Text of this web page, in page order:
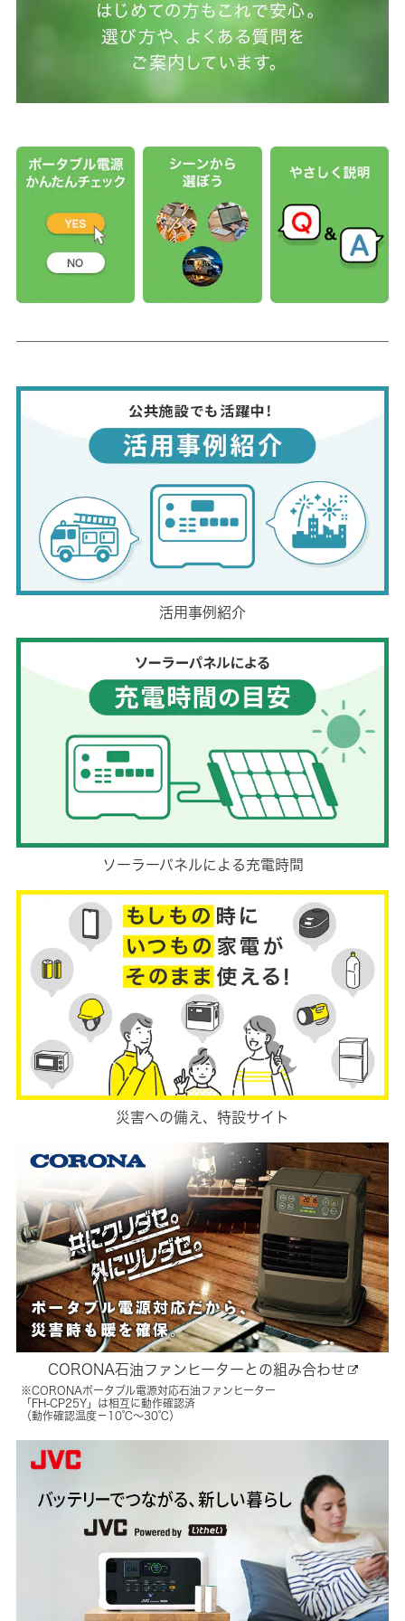
活用事例紹介
ソーラーパネルによる充電時間
災害への備え、特設サイト
CORONA石油ファンヒーターとの組み合わせ
※CORONAポータブル電源対応石油ファンヒーター
「FH‐CP25Y」は相互に動作確認済
（動作確認温度－10℃～30℃）